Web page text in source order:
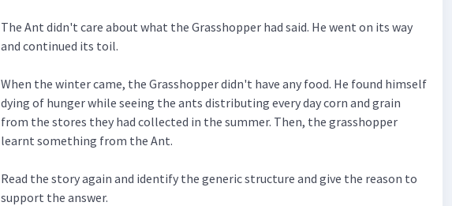
The Ant didn't care about what the Grasshopper had said. He went on its way
and continued its toil.
When the winter came, the Grasshopper didn't have any food. He found himself
dying of hunger while seeing the ants distributing every day corn and grain
from the stores they had collected in the summer. Then, the grasshopper
learnt something from the Ant.
Read the story again and identify the generic structure and give the reason to
support the answer.